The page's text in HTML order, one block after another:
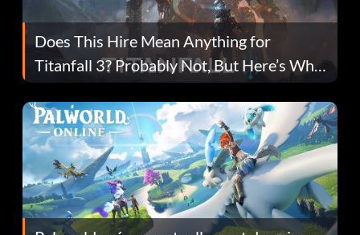
Does This Hire Mean Anything for
Titanfall 3? Probably Not, But Here’s Why
Fans Are Hopeful